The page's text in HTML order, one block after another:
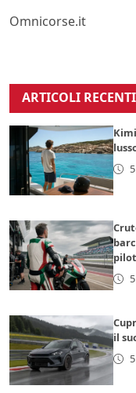
Omnicorse.it
ARTICOLI RECENTI
il